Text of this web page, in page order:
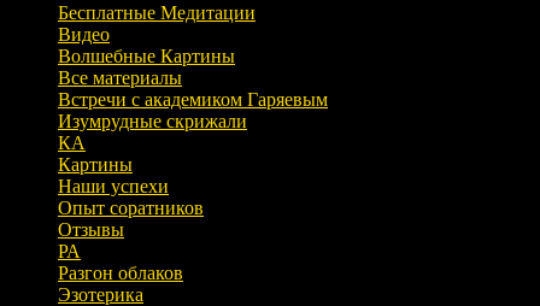
Бесплатные Медитации
Видео
Волшебные Картины
Все материалы
Встречи с академиком Гаряевым
Изумрудные скрижали
КА
Картины
Наши успехи
Опыт соратников
Отзывы
РА
Разгон облаков
Эзотерика